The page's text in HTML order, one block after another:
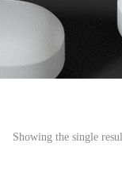
Showing the single